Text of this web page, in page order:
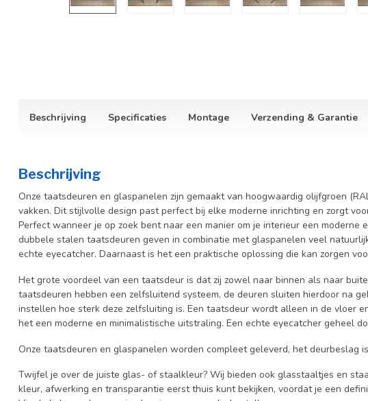
Beschrijving Specificaties Montage Verzending & Garantie
Beschrijving
Onze taatsdeuren en glaspanelen zijn gemaakt van hoogwaardig olijfgroen
vakken. Dit stijlvolle design past perfect bij elke moderne inrichting en zorgt
Perfect wanneer je op zoek bent naar een manier om je interieur een moderne
dubbele stalen taatsdeuren geven in combinatie met glaspanelen veel
echte eyecatcher. Daarnaast is het een praktische oplossing die kan zorgen
Het grote voordeel van een taatsdeur is dat zij zowel naar binnen als naar
taatsdeuren hebben een zelfsluitend systeem, de deuren sluiten hierdoor na
instellen hoe sterk deze zelfsluiting is. Een taatsdeur wordt alleen in de vloer
het een moderne en minimalistische uitstraling. Een echte eyecatcher geheel
Onze taatsdeuren en glaspanelen worden compleet geleverd, het deurbeslag
Twijfel je over de juiste glas- of staalkleur? Wij bieden ook glasstaaltjes en
kleur, afwerking en transparantie eerst thuis kunt bekijken, voordat je een